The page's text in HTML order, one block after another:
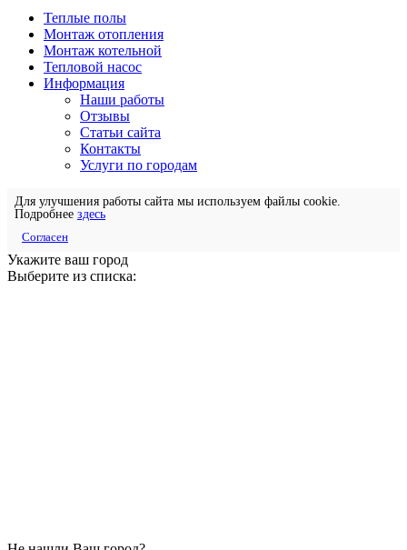
Теплые полы
Монтаж отопления
Монтаж котельной
Тепловой насос
Информация
Наши работы
Отзывы
Статьи сайта
Контакты
Услуги по городам
Для улучшения работы сайта мы используем файлы cookie.
Подробнее здесь
Согласен
Укажите ваш город
Выберите из списка: